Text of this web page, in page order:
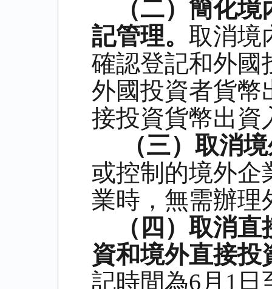
（二）簡化
記管理。 取消境
確認登記和外國
外國投資者貨幣
接投資貨幣出資
（三）取消
或控制的境外企
業時，無需辦理
（四）取消
資和境外直接投
記時間為6月 1 日